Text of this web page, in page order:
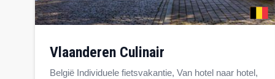
Vlaanderen Culinair
België Individuele fietsvakantie, Van hotel naar hotel,